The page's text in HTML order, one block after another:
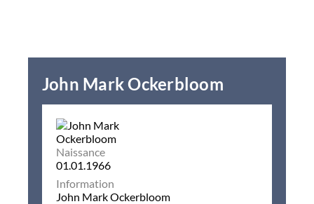
John Mark Ockerbloom
Naissance
01.01.1966
Information
John Mark Ockerbloom